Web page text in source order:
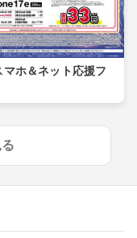
マホ＆ネット応援フ